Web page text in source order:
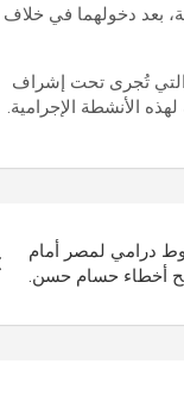
بعد دخولهما في خلاف
التي تُجرى تحت إشراف
الأنشطة الإجرامية.
درامي لمصر أمام
أخطاء حسام حسن.